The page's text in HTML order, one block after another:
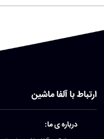
ارتباط با آلفا ماشین
درباره ی ما: